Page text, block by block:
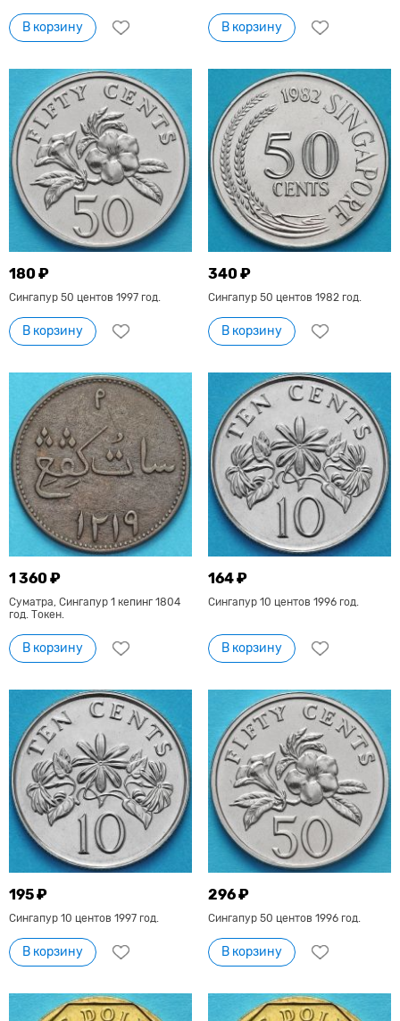
В корзину В корзину
180 ₽
Сингапур 50 центов 1997 год.
В корзину
340 ₽
Сингапур 50 центов 1982 год.
В корзину
1 360 ₽
Суматра, Сингапур 1 кепинг 1804
год. Токен.
В корзину
164 ₽
Сингапур 10 центов 1996 год.
В корзину
195 ₽
Сингапур 10 центов 1997 год.
В корзину
296 ₽
Сингапур 50 центов 1996 год.
В корзину